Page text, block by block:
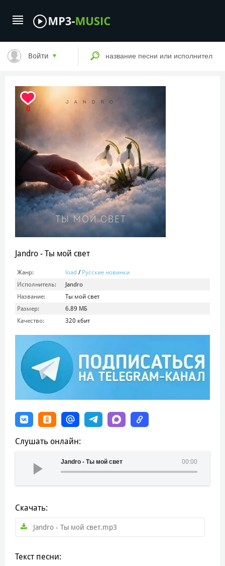
Войти
0
Jandro - Ты мой свет
Жанр: load / Русские новинки
Исполнитель:
Jandro
Название:
Ты мой свет
Размер:
6.89 МБ
Качество:
320 кбит
Слушать онлайн:
00:00
Jandro - Ты мой свет
Скачать:
Jandro - Ты мой свет.mp3
Текст песни: